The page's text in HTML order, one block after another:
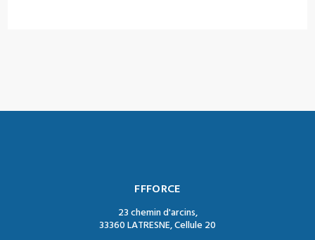
FFFORCE
23 chemin d'arcins,
33360 LATRESNE, Cellule 20